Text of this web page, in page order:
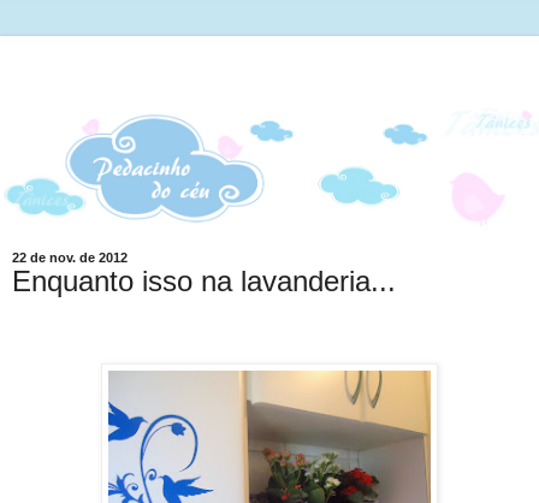
22 de nov. de 2012
Enquanto isso na lavanderia...